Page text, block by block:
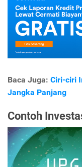
Baca Juga: Ciri-ciri
Jangka Panjang
Contoh